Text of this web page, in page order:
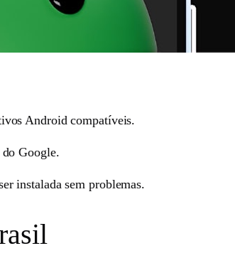
Android compatíveis.
Google.
instalada sem problemas.